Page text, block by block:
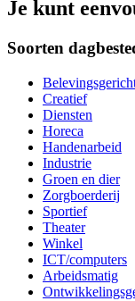
Je kunt
Soorten
Creatief
Diensten
Horeca
Handenarbeid
Industrie
Groen en dier
Zorgboerderij
Sportief
Theater
Winkel
ICT/computers
Arbeidsmatig